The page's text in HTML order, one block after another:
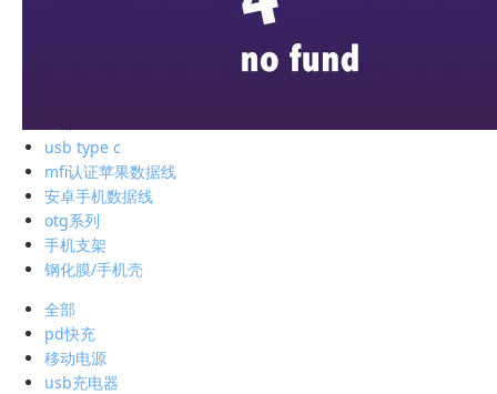
usb type c
mfi认证苹果数据线
安卓手机数据线
otg系列
手机支架
钢化膜/手机壳
全部
pd快充
移动电源
usb充电器